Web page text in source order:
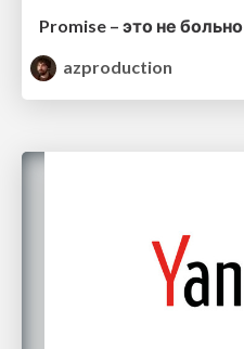
Promise – это не больно
azproduction